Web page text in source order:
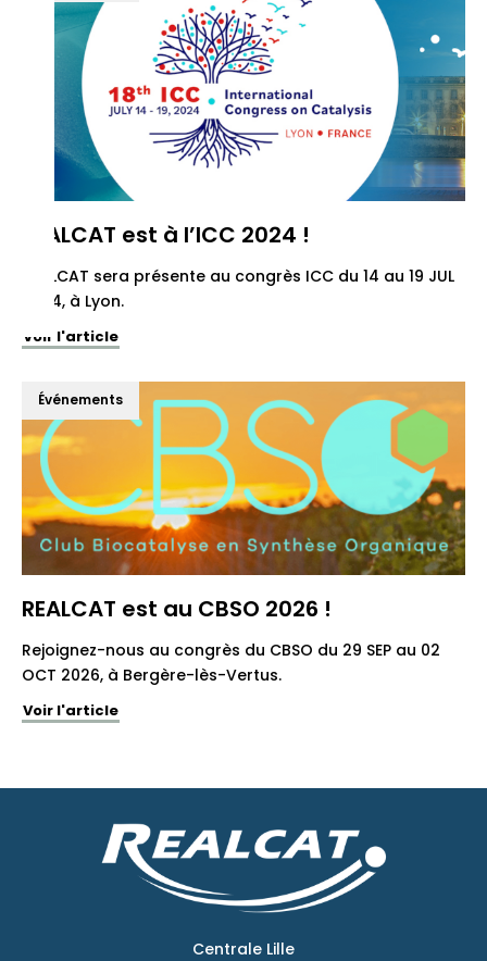
REALCAT est à l’ICC 2024 !
REALCAT sera présente au congrès ICC du 14 au 19 JUL
2024, à Lyon.
Voir l'article
Événements
REALCAT est au CBSO 2026 !
Rejoignez-nous au congrès du CBSO du 29 SEP au 02
OCT 2026, à Bergère-lès-Vertus.
Voir l'article
Centrale Lille